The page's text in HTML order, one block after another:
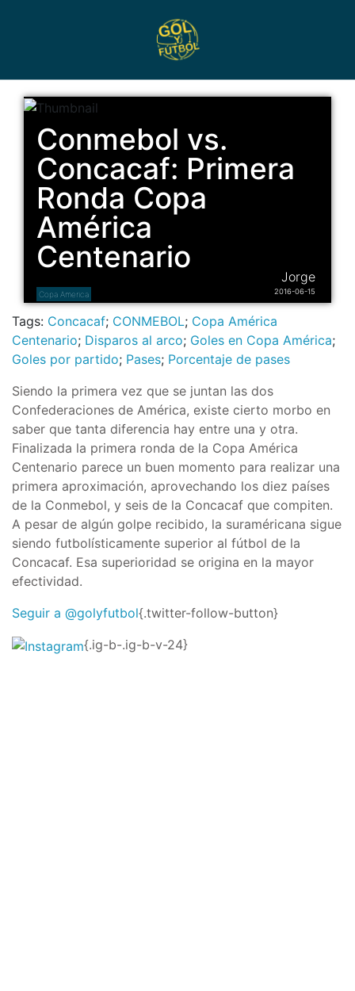
Copa America
Conmebol vs.
Concacaf: Primera
Ronda Copa
América
Centenario
Jorge
2016-06-15
Tags: Concacaf; CONMEBOL; Copa América
Centenario; Disparos al arco; Goles en Copa América;
Goles por partido; Pases; Porcentaje de pases
Siendo la primera vez que se juntan las dos
Confederaciones de América, existe cierto morbo en
saber que tanta diferencia hay entre una y otra.
Finalizada la primera ronda de la Copa América
Centenario parece un buen momento para realizar una
primera aproximación, aprovechando los diez países
de la Conmebol, y seis de la Concacaf que compiten.
A pesar de algún golpe recibido, la suraméricana sigue
siendo futbolísticamente superior al fútbol de la
Concacaf. Esa superioridad se origina en la mayor
efectividad.
Seguir a @golyfutbol{.twitter-follow-button}
{.ig-b-.ig-b-v-24}